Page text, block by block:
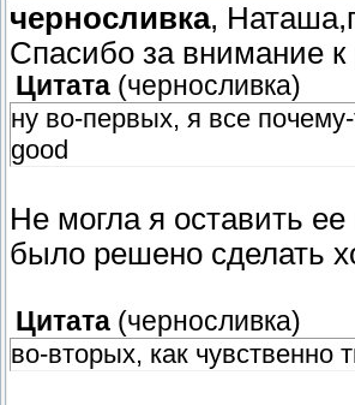
черносливка,
Спасибо за внимание к
Цитата (черносливка)
ну во-первых, я все
good
Не могла я оставить
было решено сделать
Цитата (черносливка)
во-вторых, как чувственно